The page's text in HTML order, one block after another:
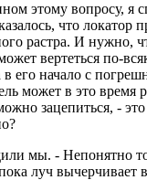
этому вопросу, я
что локатор
растра. И нужно,
вертеться по-
в его начало с
может в это время
зацепиться, -
мы. - Непонятно
луч вычерчивает